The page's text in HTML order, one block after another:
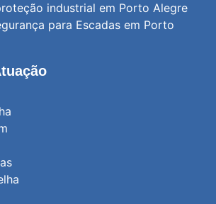
industrial em Porto Alegre
para Escadas em Porto